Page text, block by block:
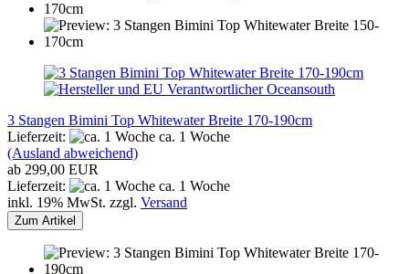
3 Stangen Bimini Top Whitewater Breite 170-190cm
Lieferzeit:
ca. 1 Woche
(Ausland abweichend)
ab 299,00 EUR
Lieferzeit:
ca. 1 Woche
inkl. 19% MwSt. zzgl. Versand
Zum Artikel